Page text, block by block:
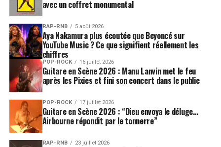
avec un coffret monumental
RAP-RNB 5 août 2026
Aya Nakamura plus écoutée que Beyoncé sur
YouTube Music ? Ce que signifient réellement les
chiffres
POP-ROCK 16 juillet 2026
Guitare en Scène 2026 : Manu Lanvin met le feu
après les Pixies et fini son concert dans le public
POP-ROCK 17 juillet 2026
Guitare en Scène 2026 : “Dieu envoya le déluge…
Airbourne répondit par le tonnerre”
RAP-RNB 23 juillet 2026